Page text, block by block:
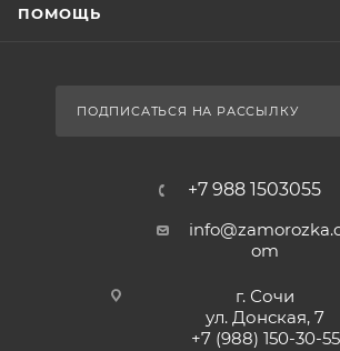
ПОМОЩЬ
ПОДПИСАТЬСЯ НА РАССЫЛКУ
+7 988 1503055
om
г. Сочи
ул. Донская, 7
+7 (988) 150-30-55